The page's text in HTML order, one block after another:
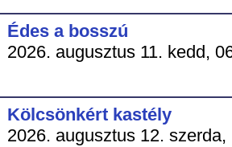
Édes a bosszú
2026. augusztus 11. kedd,
Kölcsönkért kastély
2026. augusztus 12. szerda,